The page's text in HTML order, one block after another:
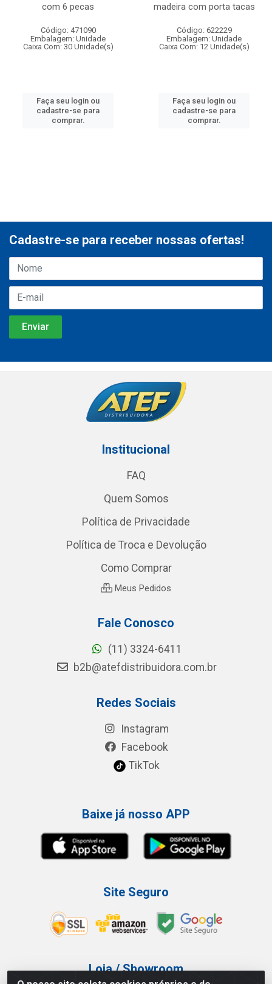
com 6 pecas
Código: 471090
Embalagem: Unidade
Caixa Com: 30 Unidade(s)
Faça seu login ou
cadastre-se para
comprar.
madeira com porta tacas
Código: 622229
Embalagem: Unidade
Caixa Com: 12 Unidade(s)
Faça seu login ou
cadastre-se para
comprar.
Cadastre-se para receber nossas ofertas!
Institucional
FAQ
Quem Somos
Política de Privacidade
Política de Troca e Devolução
Como Comprar
Meus Pedidos
Fale Conosco
(11) 3324-6411
b2b@atefdistribuidora.com.br
Redes Sociais
Instagram
Facebook
TikTok
Baixe já nosso APP
Site Seguro
Loja / Showroom